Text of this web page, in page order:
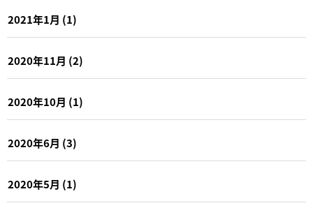
2021年1月 (1)
2020年11月 (2)
2020年10月 (1)
2020年6月 (3)
2020年5月 (1)